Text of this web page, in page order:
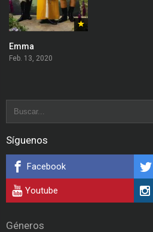
Emma
Feb. 13, 2020
Síguenos
Facebook
Youtube
Géneros